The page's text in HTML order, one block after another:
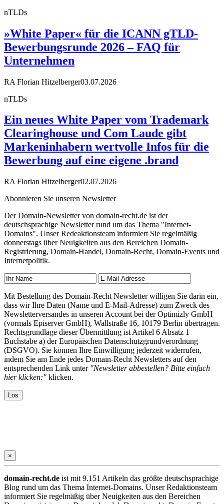
nTLDs
»White Paper« für die ICANN gTLD-
Bewerbungsrunde 2026 – FAQ für
Unternehmen
RA Florian Hitzelberger03.07.2026
nTLDs
Ein neues White Paper vom Trademark
Clearinghouse und Com Laude gibt
Markeninhabern wertvolle Infos für die
Bewerbung auf eine eigene .brand
RA Florian Hitzelberger02.07.2026
Abonnieren Sie unseren Newsletter
Der Domain-Newsletter von domain-recht.de ist der
deutschsprachige Newsletter rund um das Thema "Internet-
Domains". Unser Redeaktionsteam informiert Sie regelmäßig
donnerstags über Neuigkeiten aus den Bereichen Domain-
Registrierung, Domain-Handel, Domain-Recht, Domain-Events und
Internetpolitik.
Mit Bestellung des Domain-Recht Newsletter willigen Sie darin ein,
dass wir Ihre Daten (Name und E-Mail-Adresse) zum Zweck des
Newsletterversandes in unseren Account bei der Optimizly GmbH
(vormals Episerver GmbH), Wallstraße 16, 10179 Berlin übertragen.
Rechtsgrundlage dieser Übermittlung ist Artikel 6 Absatz 1
Buchstabe a) der Europäischen Datenschutzgrundverordnung
(DSGVO). Sie können Ihre Einwilligung jederzeit widerrufen,
indem Sie am Ende jedes Domain-Recht Newsletters auf den
entsprechenden Link unter "Newsletter abbestellen? Bitte einfach
hier klicken:" klicken.
×
domain-recht.de ist mit 9.151 Artikeln das größte deutschsprachige
Blog rund um das Thema Internet-Domains. Unser Redaktionsteam
informiert Sie regelmäßig über Neuigkeiten aus den Bereichen